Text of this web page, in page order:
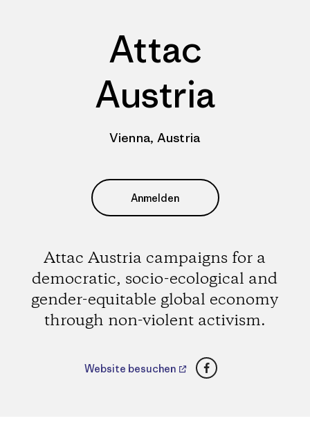
Attac
Austria
Vienna, Austria
Anmelden
Attac Austria campaigns for a
democratic, socio-ecological and
gender-equitable global economy
through non-violent activism.
Website besuchen Facebook